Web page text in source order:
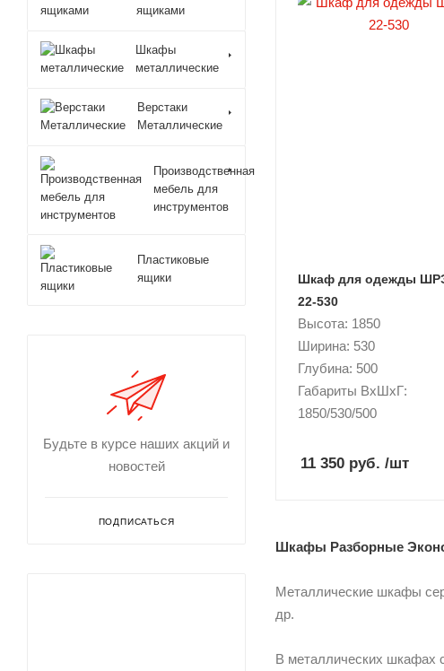
Шкаф для одежды
22-530
Высота: 1850
Ширина: 530
Глубина: 500
Габариты ВxШxГ:
1850/530/500
11 350 руб. /шт
Шкафы Разборные
Металлические шкафы
др.
В металлических шкафах
ящиками
Шкафы
металлические
Верстаки
Металлические
Производственная
мебель для
инструментов
Пластиковые
ящики
Будьте в курсе наших акций и
новостей
ПОДПИСАТЬСЯ